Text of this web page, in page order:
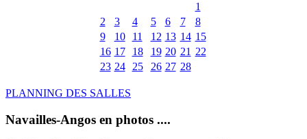
1
2
3 4 5 6 7
8
9
10 11 12 13 14 15
16 17 18 19 20 21 22
23 24 25 26 27 28
PLANNING DES SALLES
Navailles-Angos en photos ....